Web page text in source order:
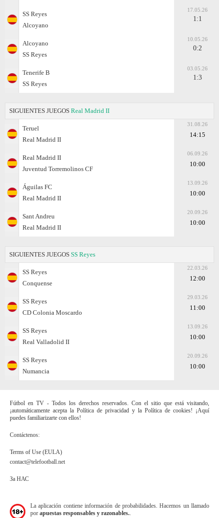
SS Reyes
Alcoyano
17.05.26
1:1
Alcoyano
SS Reyes
10.05.26
0:2
Tenerife B
SS Reyes
03.05.26
1:3
SIGUIENTES JUEGOS Real Madrid II
Teruel
Real Madrid II
31.08.26
14:15
Real Madrid II
Juventud Torremolinos CF
06.09.26
10:00
Águilas FC
Real Madrid II
13.09.26
10:00
Sant Andreu
Real Madrid II
20.09.26
10:00
SIGUIENTES JUEGOS SS Reyes
SS Reyes
Conquense
22.03.26
12:00
SS Reyes
CD Colonia Moscardo
29.03.26
11:00
SS Reyes
Real Valladolid II
13.09.26
10:00
SS Reyes
Numancia
20.09.26
10:00
Fútbol en TV - Todos los derechos reservados. Con el sitio que está visitando,
¡automáticamente acepta la Política de privacidad y la Política de cookies! ¡Aquí
puedes familiarizarte con ellos!
Contáctenos:
Terms of Use (EULA)
contact@telefootball.net
За НАС
La aplicación contiene información de probabilidades. Hacemos un llamado
por apuestas responsables y razonables.